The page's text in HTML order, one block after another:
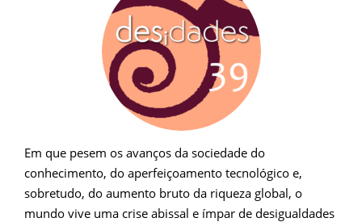
Em que pesem os avanços da sociedade do
conhecimento, do aperfeiçoamento tecnológico e,
sobretudo, do aumento bruto da riqueza global, o
mundo vive uma crise abissal e ímpar de desigualdades